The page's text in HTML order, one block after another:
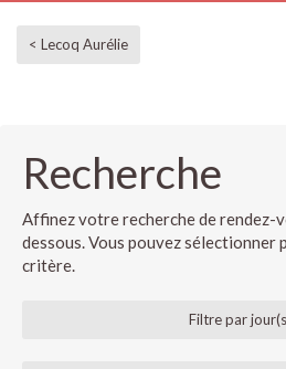
< Lecoq Aurélie
Recherche
Affinez votre recherche de rendez-
dessous. Vous pouvez sélectionner
critère.
Filtre par